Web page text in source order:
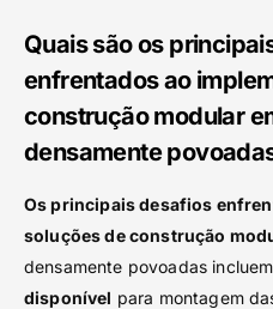
Quais são os
enfrentados ao
construção modular
densamente
Os principais desafios
soluções de construção
densamente povoadas
disponível para montagem